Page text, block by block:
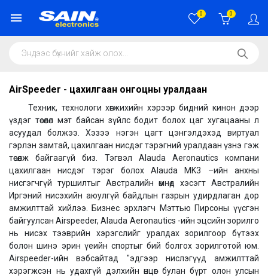
0 0
AirSpeeder - цахилгаан онгоцны уралдаан
Техник, технологи хөгжихийн хэрээр бидний кинон дээр
үздэг төсөөлөл мэт байсан зүйлс бодит болох цаг хугацааны л
асуудал болжээ. Хэзээ нэгэн цагт цэнгэлдэхэд виртуал
гэрлэн замтай, цахилгаан нисдэг тэрэгний уралдаан үзнэ гэж
төсөөлж байгаагүй биз. Тэгвэл Alauda Aeronautics компани
цахилгаан нисдэг тэрэг болох Alauda MK3 –ийн анхны
нисгэгчгүй туршилтыг Австралийн өмнөд хэсэгт Австралийн
Иргэний нисэхийн аюулгүй байдлын газрын удирдлаган дор
амжилттай хийлээ. Бизнес эрхлэгч Мэттью Пирсоны үүсгэн
байгуулсан Airspeeder, Alauda Aeronautics -ийн эцсийн зорилго
нь нисэх тээврийн хэрэгслийг уралдах зорилгоор бүтээх
болон шинэ эрин үеийн спортыг бий болгох зорилготой юм.
Airspeeder-ийн вэбсайтад "эдгээр нислэгүүд амжилттай
хэрэгжсэн нь удахгүй дэлхийн өнцөг булан бүрт олон улсын